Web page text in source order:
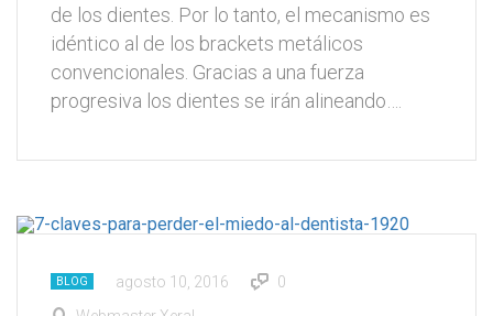
de los dientes. Por lo tanto, el mecanismo es
idéntico al de los brackets metálicos
convencionales. Gracias a una fuerza
progresiva los dientes se irán alineando….
BLOG agosto 10, 2016
0